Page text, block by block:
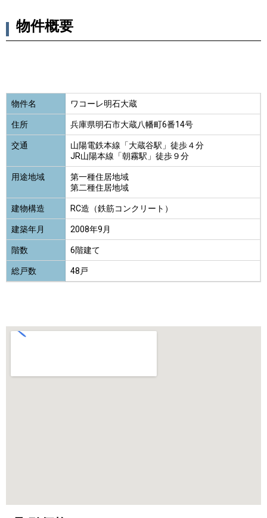
物件概要
物件名 ワコーレ明石大蔵
住所 兵庫県明石市大蔵八幡町6番14号
交通
山陽電鉄本線「大蔵谷駅」徒歩４分
JR山陽本線「朝霧駅」徒歩９分
用途地域
第一種住居地域
第二種住居地域
建物構造 RC造（鉄筋コンクリート）
建築年月 2008年9月
階数 6階建て
総戸数 48戸